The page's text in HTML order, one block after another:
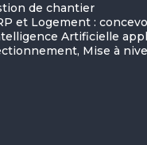
de chantier
et Logement :
Artificielle
Mise à